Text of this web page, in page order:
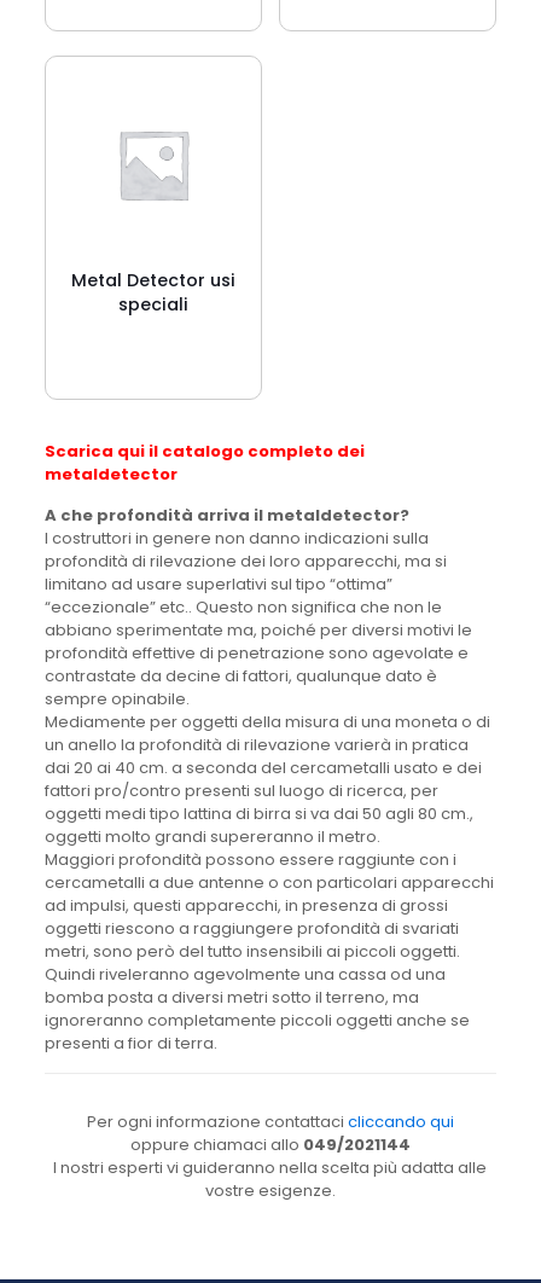
Metal Detector usi
speciali
Scarica qui il catalogo completo dei
metaldetector
A che profondità arriva il metaldetector?
I costruttori in genere non danno indicazioni sulla
profondità di rilevazione dei loro apparecchi, ma si
limitano ad usare superlativi sul tipo “ottima”
“eccezionale” etc.. Questo non significa che non le
abbiano sperimentate ma, poiché per diversi motivi le
profondità effettive di penetrazione sono agevolate e
contrastate da decine di fattori, qualunque dato è
sempre opinabile.
Mediamente per oggetti della misura di una moneta o di
un anello la profondità di rilevazione varierà in pratica
dai 20 ai 40 cm. a seconda del cercametalli usato e dei
fattori pro/contro presenti sul luogo di ricerca, per
oggetti medi tipo lattina di birra si va dai 50 agli 80 cm.,
oggetti molto grandi supereranno il metro.
Maggiori profondità possono essere raggiunte con i
cercametalli a due antenne o con particolari apparecchi
ad impulsi, questi apparecchi, in presenza di grossi
oggetti riescono a raggiungere profondità di svariati
metri, sono però del tutto insensibili ai piccoli oggetti.
Quindi riveleranno agevolmente una cassa od una
bomba posta a diversi metri sotto il terreno, ma
ignoreranno completamente piccoli oggetti anche se
presenti a fior di terra.
Per ogni informazione contattaci cliccando qui
oppure chiamaci allo 049/2021144
I nostri esperti vi guideranno nella scelta più adatta alle
vostre esigenze.